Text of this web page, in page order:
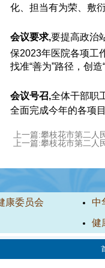
化、担当有为荣、敷
会议要求,要提高政治
保2023年医院各项工
找准“善为”路径，创
会议号召,全体干部职
全面完成今年的各项
上一篇:攀枝花市第二
上一篇:攀枝花市第二
康委员会
中
健